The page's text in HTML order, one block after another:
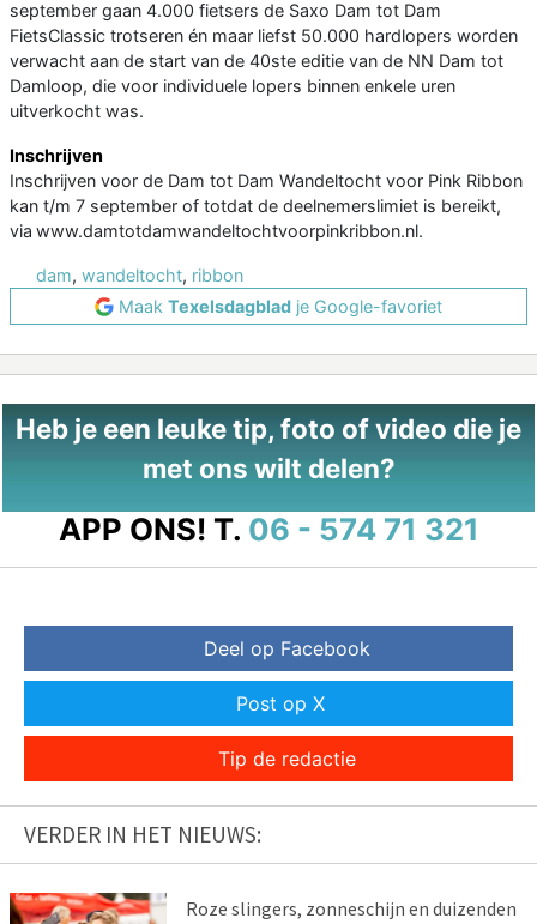
september gaan 4.000 fietsers de Saxo Dam tot Dam
FietsClassic trotseren én maar liefst 50.000 hardlopers worden
verwacht aan de start van de 40ste editie van de NN Dam tot
Damloop, die voor individuele lopers binnen enkele uren
uitverkocht was.
Inschrijven
Inschrijven voor de Dam tot Dam Wandeltocht voor Pink Ribbon
kan t/m 7 september of totdat de deelnemerslimiet is bereikt,
via www.damtotdamwandeltochtvoorpinkribbon.nl.
dam, wandeltocht, ribbon
Maak Texelsdagblad je Google-favoriet
Heb je een leuke tip, foto of video die je
met ons wilt delen?
APP ONS! T. 06 - 574 71 321
Deel op Facebook
Post op X
Tip de redactie
VERDER IN HET NIEUWS:
Roze slingers, zonneschijn en duizenden